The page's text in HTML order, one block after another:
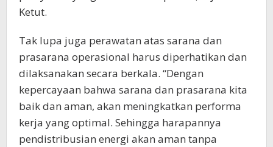
Ketut.
Tak lupa juga perawatan atas sarana dan
prasarana operasional harus diperhatikan dan
dilaksanakan secara berkala. “Dengan
kepercayaan bahwa sarana dan prasarana kita
baik dan aman, akan meningkatkan performa
kerja yang optimal. Sehingga harapannya
pendistribusian energi akan aman tanpa